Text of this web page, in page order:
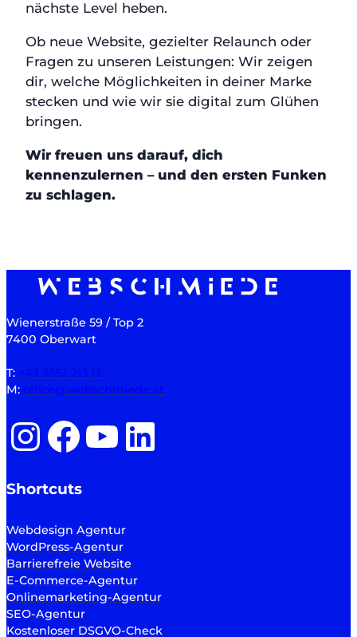
nächste Level heben.
Ob neue Website, gezielter Relaunch oder
Fragen zu unseren Leistungen: Wir zeigen
dir, welche Möglichkeiten in deiner Marke
stecken und wie wir sie digital zum Glühen
bringen.
Wir freuen uns darauf, dich
kennenzulernen – und den ersten Funken
zu schlagen.
Wienerstraße 59 / Top 2
7400 Oberwart
T:
M:
InstagramFacebook YouTube LinkedIn
Shortcuts
Webdesign Agentur
WordPress-Agentur
Barrierefreie Website
E-Commerce-Agentur
Onlinemarketing-Agentur
SEO-Agentur
Kostenloser DSGVO-Check